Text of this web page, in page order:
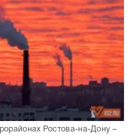
Ростова-на-Дону –